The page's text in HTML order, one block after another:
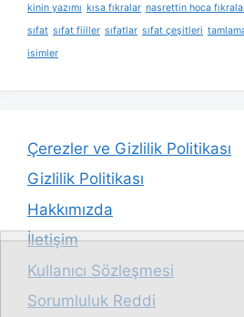
kinin yazımı kısa fıkralar nasrettin hoca
sıfat sıfat fiiller sıfatlar sıfat çeşitleri
isimler
Çerezler ve Gizlilik Politikası
Gizlilik Politikası
Hakkımızda
İletişim
Kullanıcı Sözleşmesi
Sorumluluk Reddi